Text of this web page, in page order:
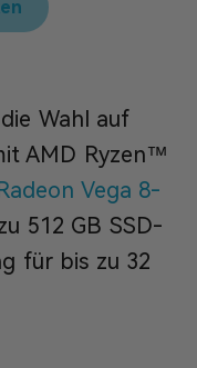
Wahl auf
AMD Ryzen™
Vega 8-
512 GB SSD-
für bis zu 32